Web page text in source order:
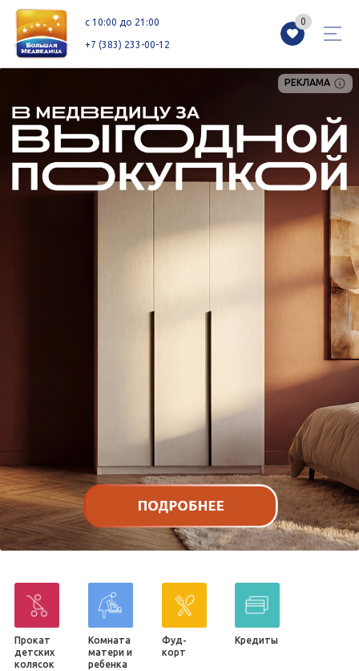
+7 (383) 233-00-12
c 10:00 до 21:00 0
Магазины Каталог Акции
Как добраться Сервисы Контакты
Новоселам
c 10:00 до 21:00
РЕКЛАМА
Прокат
детских
колясок
Комната
матери и
ребенка
Фуд-
корт
Кредиты